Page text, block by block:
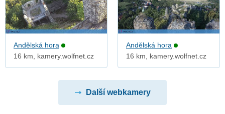
Andělská hora
16 km, kamery.wolfnet.cz
Andělská hora
16 km, kamery.wolfnet.cz
Další webkamery